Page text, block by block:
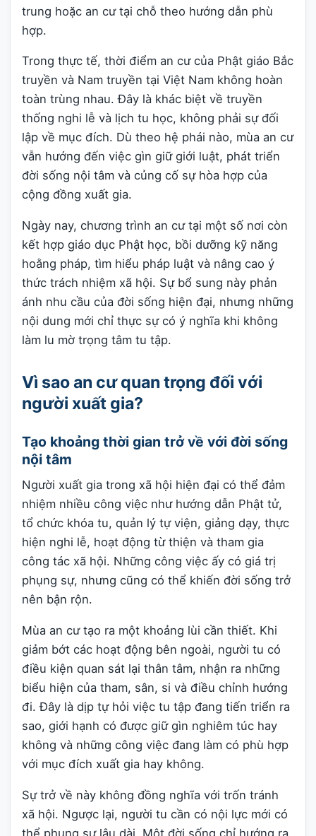
trung hoặc an cư tại chỗ theo hướng dẫn phù
hợp.
Trong thực tế, thời điểm an cư của Phật giáo Bắc
truyền và Nam truyền tại Việt Nam không hoàn
toàn trùng nhau. Đây là khác biệt về truyền
thống nghi lễ và lịch tu học, không phải sự đối
lập về mục đích. Dù theo hệ phái nào, mùa an cư
vẫn hướng đến việc gìn giữ giới luật, phát triển
đời sống nội tâm và củng cố sự hòa hợp của
cộng đồng xuất gia.
Ngày nay, chương trình an cư tại một số nơi còn
kết hợp giáo dục Phật học, bồi dưỡng kỹ năng
hoằng pháp, tìm hiểu pháp luật và nâng cao ý
thức trách nhiệm xã hội. Sự bổ sung này phản
ánh nhu cầu của đời sống hiện đại, nhưng những
nội dung mới chỉ thực sự có ý nghĩa khi không
làm lu mờ trọng tâm tu tập.
Vì sao an cư quan trọng đối với
người xuất gia?
Tạo khoảng thời gian trở về với đời sống
nội tâm
Người xuất gia trong xã hội hiện đại có thể đảm
nhiệm nhiều công việc như hướng dẫn Phật tử,
tổ chức khóa tu, quản lý tự viện, giảng dạy, thực
hiện nghi lễ, hoạt động từ thiện và tham gia
công tác xã hội. Những công việc ấy có giá trị
phụng sự, nhưng cũng có thể khiến đời sống trở
nên bận rộn.
Mùa an cư tạo ra một khoảng lùi cần thiết. Khi
giảm bớt các hoạt động bên ngoài, người tu có
điều kiện quan sát lại thân tâm, nhận ra những
biểu hiện của tham, sân, si và điều chỉnh hướng
đi. Đây là dịp tự hỏi việc tu tập đang tiến triển ra
sao, giới hạnh có được giữ gìn nghiêm túc hay
không và những công việc đang làm có phù hợp
với mục đích xuất gia hay không.
Sự trở về này không đồng nghĩa với trốn tránh
xã hội. Ngược lại, người tu cần có nội lực mới có
thể phụng sự lâu dài. Một đời sống chỉ hướng ra